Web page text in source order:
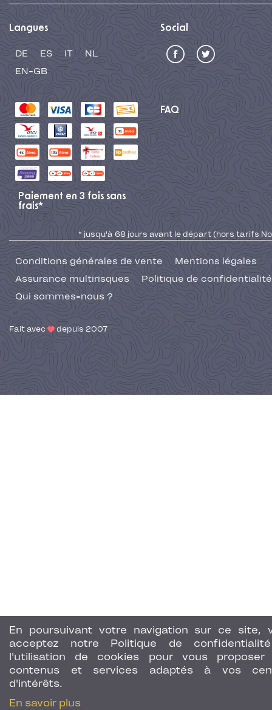
En poursuivant votre navigation sur ce site,
acceptez notre Politique de
l'utilisation de cookies pour vous proposer
contenus et services adaptés à vos
d'intérêts.
En savoir plus
Langues
DE ES IT
NL
EN-GB
Social
FAQ
Paiement en 3 fois sans
frais*
* jusqu'à 68 jours avant le départ (hors tarifs No
Conditions générales de vente
Mentions légales
Assurance multirisques
Politique de confidentialité
Qui sommes-nous ?
Fait avec depuis 2007